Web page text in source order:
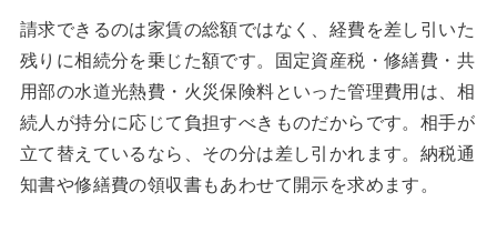
請求できるのは家賃の総額ではなく、経費を差し引いた
残りに相続分を乗じた額です。固定資産税・修繕費・共
用部の水道光熱費・火災保険料といった管理費用は、相
続人が持分に応じて負担すべきものだからです。相手が
立て替えているなら、その分は差し引かれます。納税通
知書や修繕費の領収書もあわせて開示を求めます。